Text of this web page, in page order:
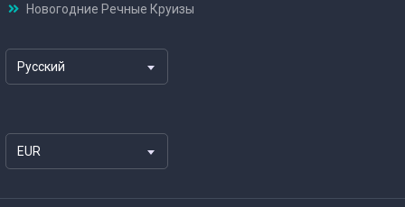
Новогодние Речные Круизы
Русский
EUR